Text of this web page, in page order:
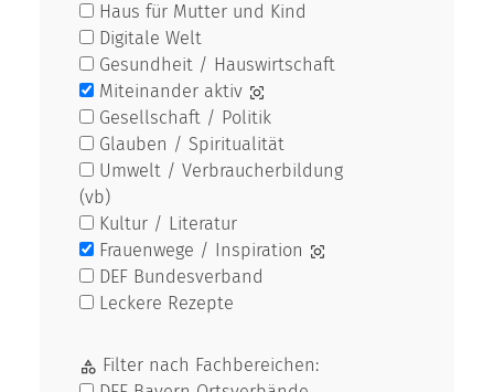
Haus für Mutter und Kind
Digitale Welt
Gesundheit / Hauswirtschaft
Miteinander aktiv
Gesellschaft / Politik
Glauben / Spiritualität
Umwelt / Verbraucherbildung
(vb)
Kultur / Literatur
Frauenwege / Inspiration
DEF Bundesverband
Leckere Rezepte
Filter nach Fachbereichen: